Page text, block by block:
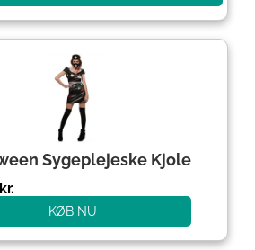
Sygeplejeske Kjole
kr.
KØB NU